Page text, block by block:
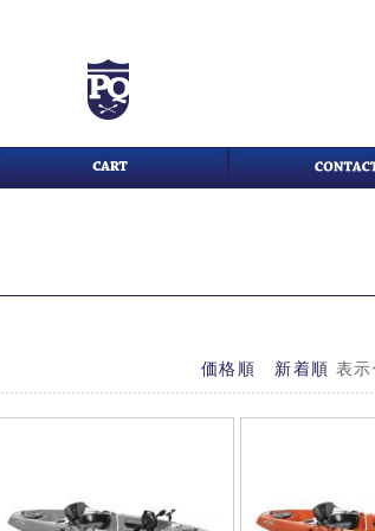
価格順 新着順 表